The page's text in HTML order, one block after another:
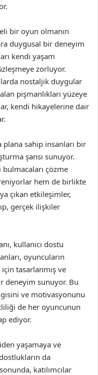
bir oyun olmanın
duygusal bir deneyim
kendi yaşam
zorluyor.
nostaljik duygular
pişmanlıkları yüzeye
kendi hikayelerine dair
sahip insanları bir
şansı sunuyor.
bulmacaları çözme
hem de birlikte
çıkan etkileşimler,
gerçek ilişkiler
kullanıcı dostu
oyuncuların
tasarlanmış ve
deneyim sunuyor. Bu
ilgisini ve motivasyonunu
de her oyuncunun
ediyor.
yaşamaya ve
da
katılımcılar